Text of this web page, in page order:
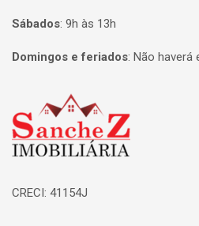
Sábados: 9h às 13h
Domingos e feriados: Não haverá
Página inicial
CRECI: 41154J